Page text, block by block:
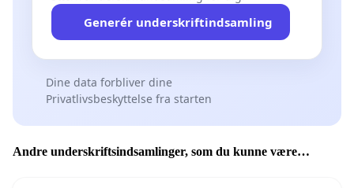
Generér underskriftindsamling
Dine data forbliver dine
Privatlivsbeskyttelse fra starten
Andre underskriftsindsamlinger, som du kunne være